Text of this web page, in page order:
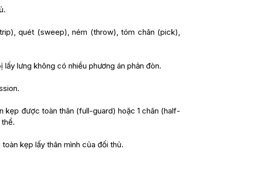
quét (sweep), ném (throw), tóm chân (pick),
lưng không có nhiều phương án phản đòn.
kẹp được toàn thân (full-guard) hoặc 1 chân (half-
kẹp lấy thân mình của đối thủ.